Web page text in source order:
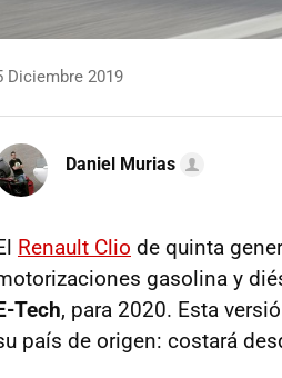
Diciembre 2019
Daniel Murias
Renault Clio de quinta
gasolina y
Tech, para 2020. Esta
país de origen: costará